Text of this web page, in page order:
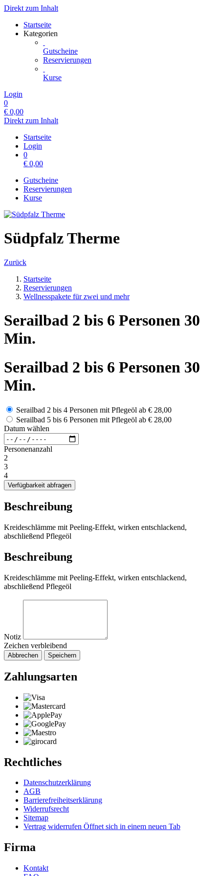
Direkt zum Inhalt
Startseite
Kategorien
Gutscheine
Reservierungen
Kurse
Login
0
€ 0,00
Direkt zum Inhalt
Startseite
Login
0
€ 0,00
Gutscheine
Reservierungen
Kurse
Südpfalz Therme
Zurück
Startseite
Reservierungen
Wellnesspakete für zwei und mehr
Serailbad 2 bis 6 Personen 30
Min.
Serailbad 2 bis 6 Personen 30
Min.
Serailbad 2 bis 4 Personen mit Pflegeöl ab € 28,00
Serailbad 5 bis 6 Personen mit Pflegeöl ab € 28,00
Datum wählen
Personenanzahl
2
3
4
Verfügbarkeit abfragen
Beschreibung
Kreideschlämme mit Peeling-Effekt, wirken entschlackend,
abschließend Pflegeöl
Beschreibung
Kreideschlämme mit Peeling-Effekt, wirken entschlackend,
abschließend Pflegeöl
Notiz
Zeichen verbleibend
Abbrechen Speichern
Zahlungsarten
Rechtliches
Datenschutzerklärung
AGB
Barrierefreiheitserklärung
Widerrufsrecht
Sitemap
Vertrag widerrufen Öffnet sich in einem neuen Tab
Firma
Kontakt